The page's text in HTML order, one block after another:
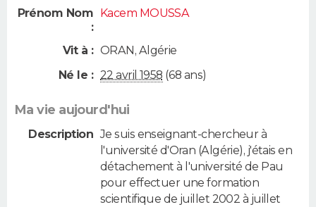
Prénom Nom
:
Kacem MOUSSA
Vit à : ORAN , Algérie
Né le : 22 avril 1958 (68 ans)
Ma vie aujourd'hui
Description Je suis enseignant-chercheur à
l'université d'Oran (Algérie), j'étais en
détachement à l'université de Pau
pour effectuer une formation
scientifique de juillet 2002 à juillet